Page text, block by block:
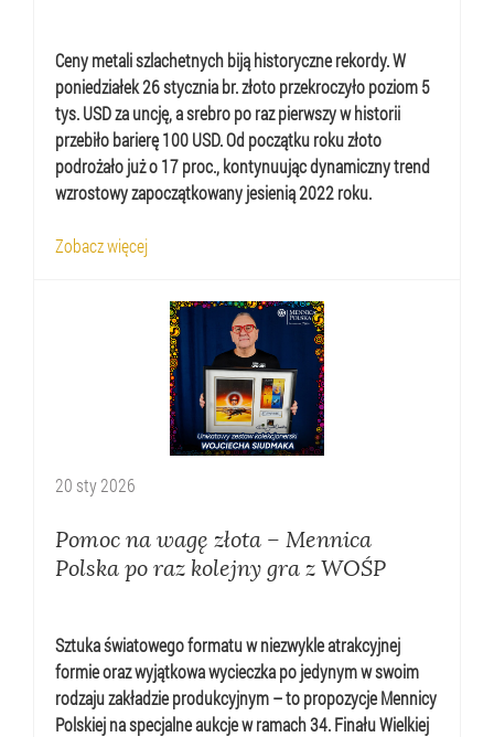
Ceny metali szlachetnych biją historyczne rekordy. W
poniedziałek 26 stycznia br. złoto przekroczyło poziom 5
tys. USD za uncję, a srebro po raz pierwszy w historii
przebiło barierę 100 USD. Od początku roku złoto
podrożało już o 17 proc., kontynuując dynamiczny trend
wzrostowy zapoczątkowany jesienią 2022 roku.
Zobacz więcej
20sty2026
Pomoc na wagę złota – Mennica
Polska po raz kolejny gra z WOŚP
Sztuka światowego formatu w niezwykle atrakcyjnej
formie oraz wyjątkowa wycieczka po jedynym w swoim
rodzaju zakładzie produkcyjnym – to propozycje Mennicy
Polskiej na specjalne aukcje w ramach 34. Finału Wielkiej